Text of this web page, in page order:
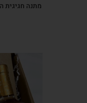
מתנה חגיגית